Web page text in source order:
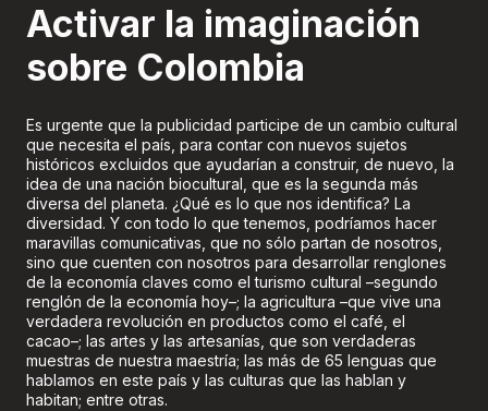
Activar la imaginación
sobre Colombia
Es urgente que la publicidad participe de un cambio cultural
que necesita el país, para contar con nuevos sujetos
históricos excluidos que ayudarían a construir, de nuevo, la
idea de una nación biocultural, que es la segunda más
diversa del planeta. ¿Qué es lo que nos identifica? La
diversidad. Y con todo lo que tenemos, podríamos hacer
maravillas comunicativas, que no sólo partan de nosotros,
sino que cuenten con nosotros para desarrollar renglones
de la economía claves como el turismo cultural –segundo
renglón de la economía hoy–; la agricultura –que vive una
verdadera revolución en productos como el café, el
cacao–; las artes y las artesanías, que son verdaderas
muestras de nuestra maestría; las más de 65 lenguas que
hablamos en este país y las culturas que las hablan y
habitan; entre otras.